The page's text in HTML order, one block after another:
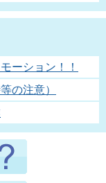
ーション！！
の注意）